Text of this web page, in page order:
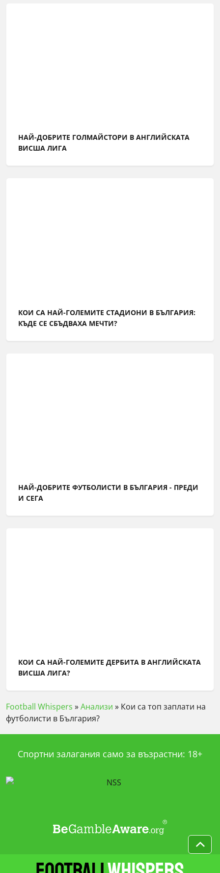
НАЙ-ДОБРИТЕ ГОЛМАЙСТОРИ В АНГЛИЙСКАТА
ВИСША ЛИГА
КОИ СА НАЙ-ГОЛЕМИТЕ СТАДИОНИ В БЪЛГАРИЯ:
КЪДЕ СЕ СБЪДВАХА МЕЧТИ?
НАЙ-ДОБРИТЕ ФУТБОЛИСТИ В БЪЛГАРИЯ - ПРЕДИ
И СЕГА
КОИ СА НАЙ-ГОЛЕМИТЕ ДЕРБИТА В АНГЛИЙСКАТА
ВИСША ЛИГА?
Football Whispers »Анализи » Кои са топ заплати на
футболисти в България?
Спортни залагания само за възрастни: 18+